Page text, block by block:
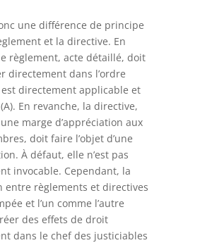
une différence de principe
et la directive. En
règlement, acte détaillé, doit
directement dans l’ordre
directement applicable et
En revanche, la directive,
marge d’appréciation aux
doit faire l’objet d’une
À défaut, elle n’est pas
invocable. Cependant, la
entre règlements et directives
et l’un comme l’autre
des effets de droit
dans le chef des justiciables